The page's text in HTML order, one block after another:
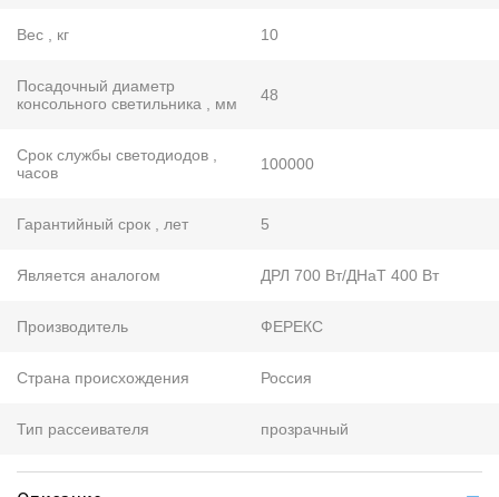
Вес , кг 10
Посадочный диаметр
консольного светильника , мм
48
Срок службы светодиодов ,
часов
100000
Гарантийный срок , лет 5
Является аналогом ДРЛ 700 Вт/ДНаТ 400 Вт
Производитель ФЕРЕКС
Страна происхождения Россия
Тип рассеивателя прозрачный